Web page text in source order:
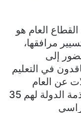
العام هو
مرافقها،
إلى
في التعليم
عن العام
الدراسي 2021/2022، وباقٍ في ذمة الدولة لهم 35